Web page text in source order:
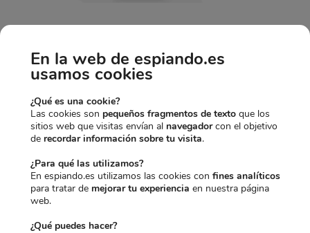
99,95 €
Añadir al carrito
En la web de espiando.es
usamos cookies
¿Qué es una cookie?
Las cookies son pequeños fragmentos de texto que los
sitios web que visitas envían al navegadorcon el objetivo
de recordar información sobre tu visita.
¿Para qué las utilizamos?
En espiando.es utilizamos las cookies con fines analíticos
para tratar de mejorar tu experiencia en nuestra página
web.
¿Qué puedes hacer?